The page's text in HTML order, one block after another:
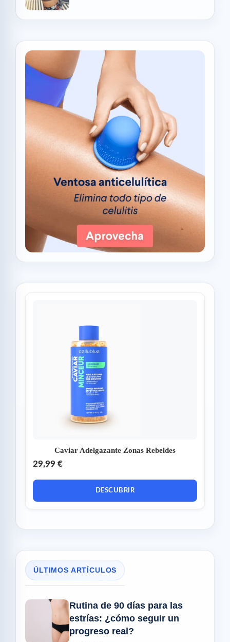
Caviar Adelgazante Zonas Rebeldes
29,99 €
DESCUBRIR
ÚLTIMOS ARTÍCULOS
Rutina de 90 días para las
estrías: ¿cómo seguir un
progreso real?